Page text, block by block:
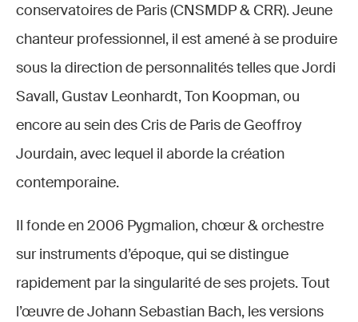
conservatoires de Paris (CNSMDP & CRR). Jeune
chanteur professionnel, il est amené à se produire
sous la direction de personnalités telles que Jordi
Savall, Gustav Leonhardt, Ton Koopman, ou
encore au sein des Cris de Paris de Geoffroy
Jourdain, avec lequel il aborde la création
contemporaine.
Il fonde en 2006 Pygmalion, chœur & orchestre
sur instruments d’époque, qui se distingue
rapidement par la singularité de ses projets. Tout
l’œuvre de Johann Sebastian Bach, les versions